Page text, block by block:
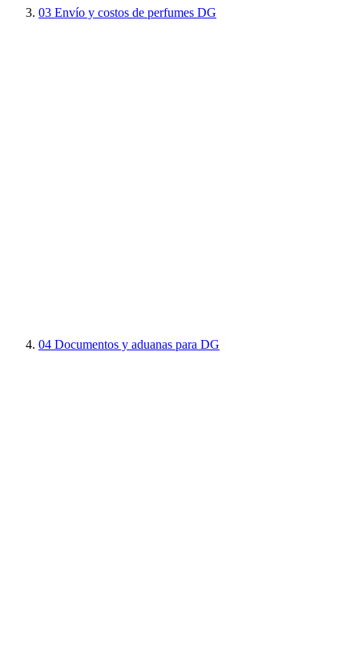
03 Envío y costos de perfumes DG
04 Documentos y aduanas para DG